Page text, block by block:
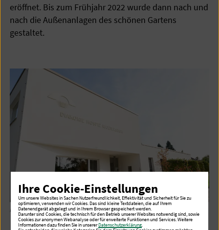
eröffnet. Bis zum Frühjahr 2022 wurde dann nach und
nach die Außenanlagen des schönen Gartens
gestaltet.
Haupteingang Diakonie Hospiz Woltersdorf
Ihre Cookie-Einstellungen
Um unsere Websites in Sachen Nutzerfreundlichkeit, Effektivität und Sicherheit für Sie zu
optimieren, verwenden wir Cookies. Das sind kleine Textdateien, die auf Ihrem
Datenendgerät abgelegt und in Ihrem Browser gespeichert werden.
Darunter sind Cookies, die technisch für den Betrieb unserer Websites notwendig sind, sowie
Cookies zur anonymen Webanalyse oder für erweiterte Funktionen und Services. Weitere
Informationen dazu finden Sie in unsererDatenschutzerklärung